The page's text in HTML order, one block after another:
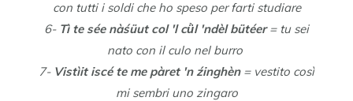
con tutti i soldi che ho speso per farti studiare
6- Tì te sée nàśüut col 'l cǜl 'ndèl bütéer= tu sei
nato con il culo nel burro
7- Vistìit iscé te me pàret 'n źinghèn= vestito così
mi sembri uno zingaro